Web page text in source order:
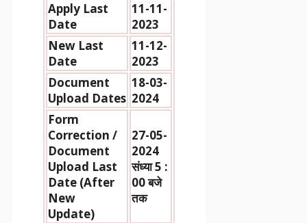
Apply Last
Date
11-11-
2023
New Last
Date
11-12-
2023
Document
Upload Dates
18-03-
2024
Form
Correction /
Document
Upload Last
Date (After
New
Update)
27-05-
2024
संध्या 5 :
00 बजे
तक